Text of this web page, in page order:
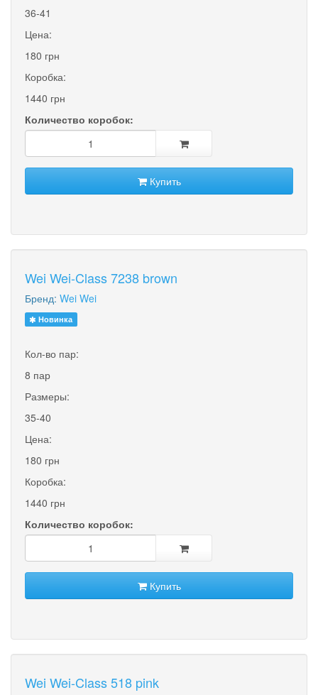
36-41
Цена:
180 грн
Коробка:
1440 грн
Количество коробок:
Купить
Wei Wei-Class 7238 brown
Бренд: Wei Wei
Новинка
Кол-во пар:
8 пар
Размеры:
35-40
Цена:
180 грн
Коробка:
1440 грн
Количество коробок:
Купить
Wei Wei-Class 518 pink